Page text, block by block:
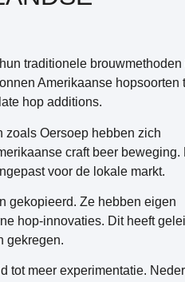
traditionele brouwmethoden
Amerikaanse hopsoorten
hop additions.
Oersoep hebben zich
craft beer beweging.
voor de lokale markt.
gekopieerd. Ze hebben eigen
hop-innovaties. Dit heeft
gekregen.
tot meer experimentatie.